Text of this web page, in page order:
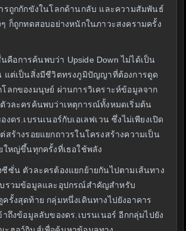
รถูกกักขังในโลกด้านกลับ และความสัมพันธ์
ก็ถูกทดสอบอย่างหนักในภาวะสงครามครั้ง
อการค้นพบว่า Upside Down ไม่ได้เป็น
แต่เป็นสิ่งมีชีวิตทรงภูมิปัญญาที่ต้องการดูด
ลกของมนุษย์ ผ่านการวิเคราะห์ข้อมูลจาก
วละครค้นพบว่าเหตุการณ์ทั้งหมดเริ่มต้น
งดร.เบรนเนอร์กับเอเลฟเวน ซึ่งไม่เพียงเปิด
สร้างรอยแยกถาวรในโครงสร้างความเป็น
ใหญ่ขึ้นทุกครั้งที่เธอใช้พลัง
ซั่น ตัวละครต้องแยกย้ายกันไปตามเส้นทาง
บรวมข้อมูลและอุปกรณ์สำคัญสำหรับ
รั้งสุดท้าย กลุ่มหนึ่งเดินทางไปยังอาคาร
าถึงข้อมูลลับของดร.เบรนเนอร์ อีกกลุ่มไปยัง